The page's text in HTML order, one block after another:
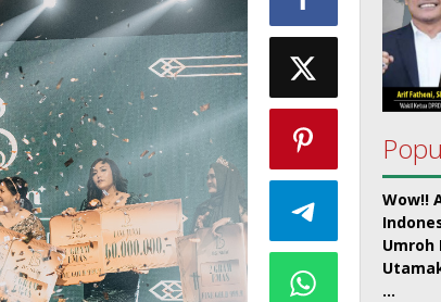
Wow!!
Umroh
…